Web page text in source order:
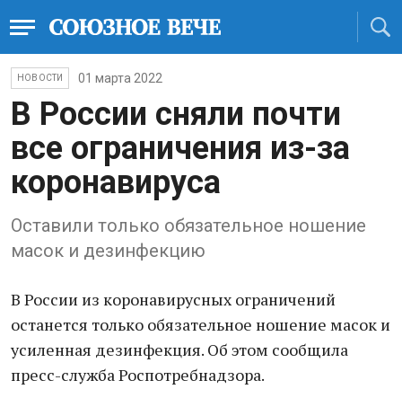
НОВОСТИ 01 марта 2022
В России сняли почти
все ограничения из-за
коронавируса
Оставили только обязательное ношение
масок и дезинфекцию
В России из коронавирусных ограничений
останется только обязательное ношение масок и
усиленная дезинфекция. Об этом сообщила
пресс-служба Роспотребнадзора.